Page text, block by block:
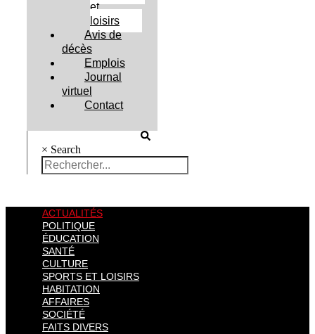
et
loisirs
Avis de
décès
Emplois
Journal
virtuel
Contact
× Search
ACTUALITÉS
POLITIQUE
ÉDUCATION
SANTÉ
CULTURE
SPORTS ET LOISIRS
HABITATION
AFFAIRES
SOCIÉTÉ
FAITS DIVERS